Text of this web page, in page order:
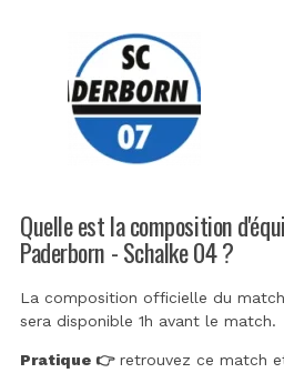
Quelle est la composition
Paderborn - Schalke 04 ?
La composition officielle du
sera disponible 1h avant le match.
Pratique 👉retrouvez ce match